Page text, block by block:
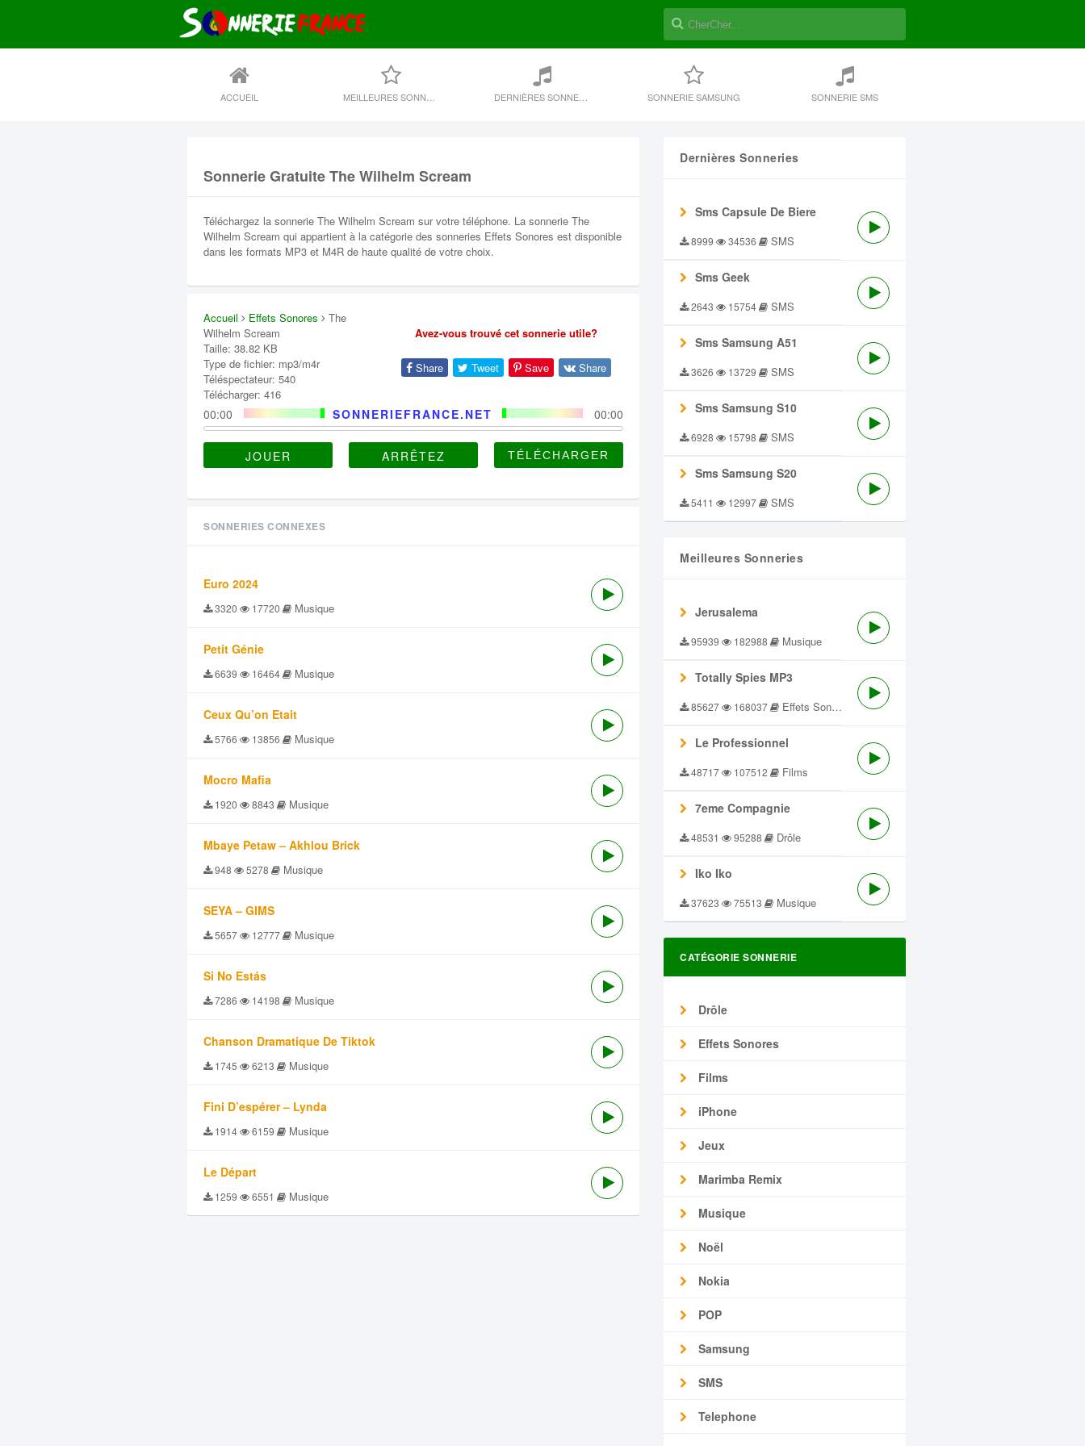
ACCUEIL SONNERIE SAMSUNG SONNERIE SMS
Sonnerie Gratuite The Wilhelm Scream
Téléchargez la sonnerie The Wilhelm Scream sur votre téléphone. La sonnerie The
Wilhelm Scream qui appartient à la catégorie des sonneries Effets Sonores est disponible
dans les formats MP3 et M4R de haute qualité de votre choix.
Accueil Effets Sonores
The
Wilhelm Scream
Taille: 38.82 KB
Type de fichier: mp3/m4r
Téléspectateur: 540
Télécharger: 416
Avez-vous trouvé cet sonnerie utile?
Share Tweet Save Share
SONNERIEFRANCE.NET
00:00 00:00
JOUER ARRÊTEZ
Dernières Sonneries
Sms Capsule De Biere
8999 34536 SMS
Sms Geek
2643 15754 SMS
Sms Samsung A51
3626 13729 SMS
Sms Samsung S10
6928 15798 SMS
Sms Samsung S20
5411 12997 SMS
Meilleures Sonneries
Jerusalema
95939 182988 Musique
Totally Spies MP3
85627 168037 Effets Sonores
Le Professionnel
48717 107512 Films
7eme Compagnie
48531 95288 Drôle
Iko Iko
37623 75513 Musique
CATÉGORIE SONNERIE
Drôle
Effets Sonores
Films
iPhone
Jeux
Marimba Remix
Musique
Noël
Nokia
POP
Samsung
SMS
Telephone
SONNERIES CONNEXES
Euro 2024
3320 17720 Musique
Petit Génie
6639 16464 Musique
Ceux Qu’on Etait
5766 13856 Musique
Mocro Mafia
1920 8843 Musique
Mbaye Petaw – Akhlou Brick
948 5278 Musique
SEYA – GIMS
5657 12777 Musique
Si No Estás
7286 14198 Musique
Chanson Dramatique De Tiktok
1745 6213 Musique
Fini D’espérer – Lynda
1914 6159 Musique
Le Départ
1259 6551 Musique